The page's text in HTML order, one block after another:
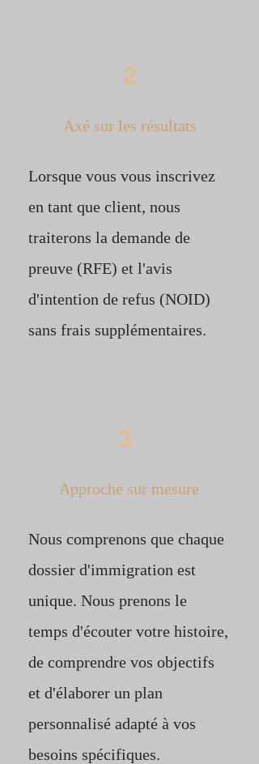
2
Axé sur les résultats
Lorsque vous vous inscrivez
en tant que client, nous
traiterons la demande de
preuve (RFE) et l'avis
d'intention de refus (NOID)
sans frais supplémentaires.
3
Approche sur mesure
Nous comprenons que chaque
dossier d'immigration est
unique. Nous prenons le
temps d'écouter votre histoire,
de comprendre vos objectifs
et d'élaborer un plan
personnalisé adapté à vos
besoins spécifiques.